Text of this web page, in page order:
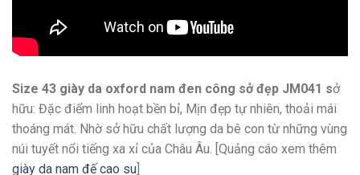
Size 43 giày da oxford nam đen công sở đẹp JM041 sở
hữu: Đặc điểm linh hoạt bền bỉ, Mịn đẹp tự nhiên, thoải mái
thoáng mát. Nhờ sở hữu chất lượng da bê con từ những vùng
núi tuyết nổi tiếng xa xỉ của Châu Âu. [Quảng cáo xem thêm
giày da nam đế cao su